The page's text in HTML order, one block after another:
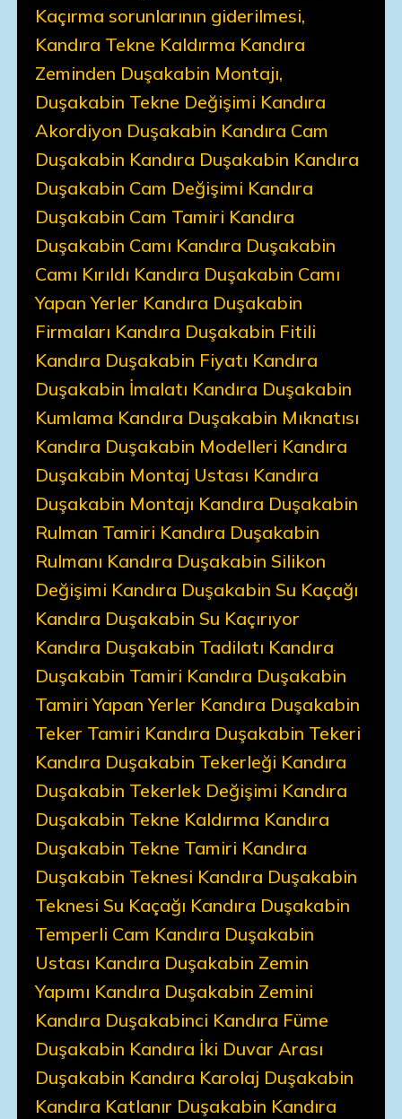
Kaçırma sorunlarının giderilmesi,
Kandıra Tekne Kaldırma Kandıra
Zeminden Duşakabin Montajı,
Duşakabin Tekne Değişimi Kandıra
Akordiyon Duşakabin Kandıra Cam
Duşakabin Kandıra Duşakabin Kandıra
Duşakabin Cam Değişimi Kandıra
Duşakabin Cam Tamiri Kandıra
Duşakabin Camı Kandıra Duşakabin
Camı Kırıldı Kandıra Duşakabin Camı
Yapan Yerler Kandıra Duşakabin
Firmaları Kandıra Duşakabin Fitili
Kandıra Duşakabin Fiyatı Kandıra
Duşakabin İmalatı Kandıra Duşakabin
Kumlama Kandıra Duşakabin Mıknatısı
Kandıra Duşakabin Modelleri Kandıra
Duşakabin Montaj Ustası Kandıra
Duşakabin Montajı Kandıra Duşakabin
Rulman Tamiri Kandıra Duşakabin
Rulmanı Kandıra Duşakabin Silikon
Değişimi Kandıra Duşakabin Su Kaçağı
Kandıra Duşakabin Su Kaçırıyor
Kandıra Duşakabin Tadilatı Kandıra
Duşakabin Tamiri Kandıra Duşakabin
Tamiri Yapan Yerler Kandıra Duşakabin
Teker Tamiri Kandıra Duşakabin Tekeri
Kandıra Duşakabin Tekerleği Kandıra
Duşakabin Tekerlek Değişimi Kandıra
Duşakabin Tekne Kaldırma Kandıra
Duşakabin Tekne Tamiri Kandıra
Duşakabin Teknesi Kandıra Duşakabin
Teknesi Su Kaçağı Kandıra Duşakabin
Temperli Cam Kandıra Duşakabin
Ustası Kandıra Duşakabin Zemin
Yapımı Kandıra Duşakabin Zemini
Kandıra Duşakabinci Kandıra Füme
Duşakabin Kandıra İki Duvar Arası
Duşakabin Kandıra Karolaj Duşakabin
Kandıra Katlanır Duşakabin Kandıra